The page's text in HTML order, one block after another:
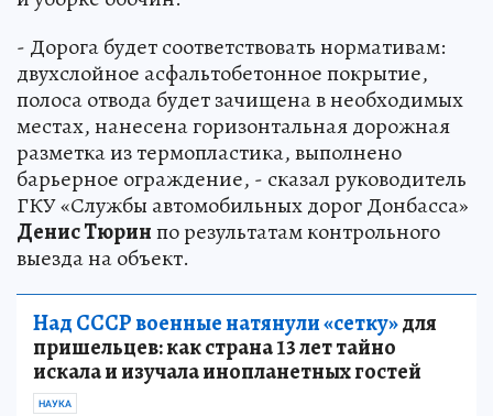
- Дорога будет соответствовать нормативам:
двухслойное асфальтобетонное покрытие,
полоса отвода будет зачищена в необходимых
местах, нанесена горизонтальная дорожная
разметка из термопластика, выполнено
барьерное ограждение, - сказал руководитель
ГКУ «Службы автомобильных дорог Донбасса»
Денис Тюринпо результатам контрольного
выезда на объект.
Над СССР военные натянули «сетку»для
пришельцев: как страна 13 лет тайно
искала и изучала инопланетных гостей
НАУКА